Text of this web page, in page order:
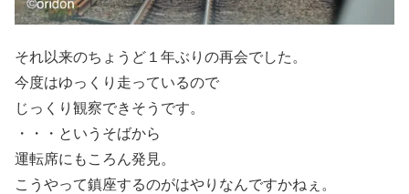
それ以来のちょうど１年ぶりの再会でした。
今度はゆっくり走っているので
じっくり観察できそうです。
・・・というそばから
運転席にもころん発見。
こうやって鎮座するのがはやりなんですかねぇ。